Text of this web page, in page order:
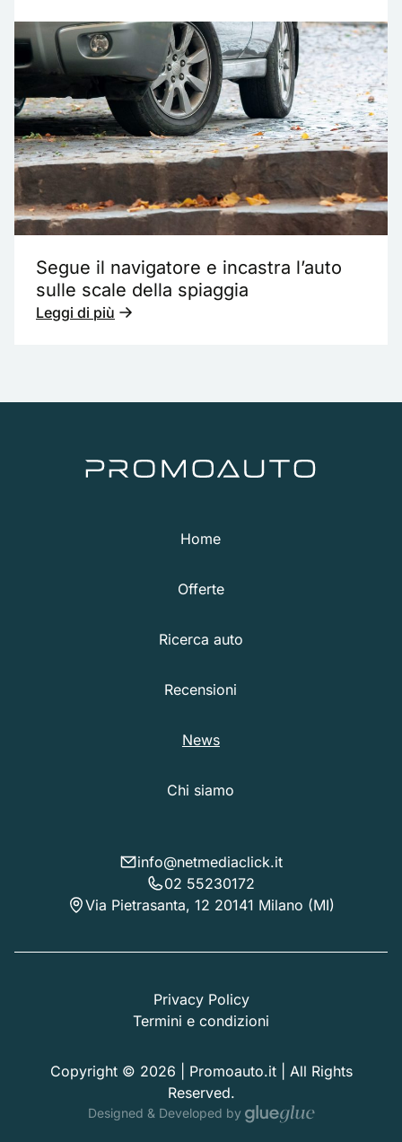
Segue il navigatore e incastra l’auto
sulle scale della spiaggia
Leggi di più
Home
Offerte
Ricerca auto
Recensioni
News
Chi siamo
info@netmediaclick.it
02 55230172
Via Pietrasanta, 12 20141 Milano (MI)
Privacy Policy
Termini e condizioni
Copyright © 2026 | Promoauto.it | All Rights
Reserved.
Designed & Developed by